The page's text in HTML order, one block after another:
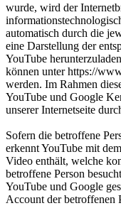
wurde, wird der
automatisch durch die
eine Darstellung der
YouTube
können unter https://
werden. Im Rahmen
YouTube und Google
unserer Internetseite
Sofern die betroffene
erkennt YouTube mit
Video enthält, welche
betroffene Person
YouTube und Google
Account der betroffenen